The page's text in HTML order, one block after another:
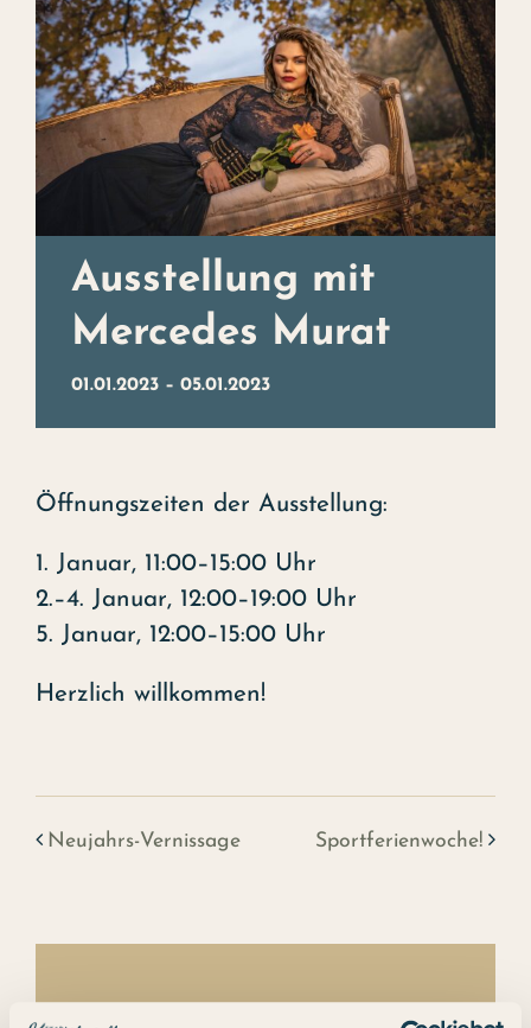
Weihnachtsbuffet
Erleben
Kontakt
Kunst
Das Hotel
Ausstellung mit
Mercedes Murat
01.01.2023 – 05.01.2023
Öffnungszeiten der Ausstellung:
1. Januar, 11:00–15:00 Uhr
2.–4. Januar, 12:00–19:00 Uhr
5. Januar, 12:00–15:00 Uhr
Herzlich willkommen!
Neujahrs-Vernissage Sportferienwoche!